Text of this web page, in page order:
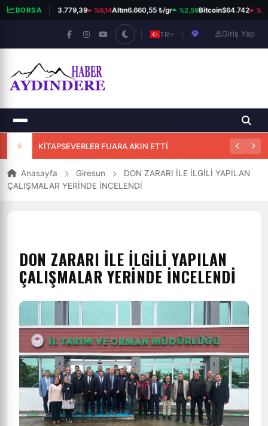
BORSA
BIST 100 13.779,39 %0,14Altın6.660,55 ₺/gr %2,59Bitcoin$64.742
TR Giriş Yap
25. HİKMET OKUYAR ÖDÜLLÜ ŞİİR YARIŞMASI
Anasayfa Giresun
DON ZARARI İLE İLGİLİ YAPILAN
ÇALIŞMALAR YERİNDE İNCELENDİ
DON ZARARI İLE İLGİLİ YAPILAN
ÇALIŞMALAR YERİNDE İNCELENDİ